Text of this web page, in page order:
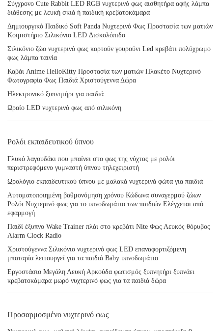
Σύγχρονο Cute Rabbit LED RGB νυχτερινό φως αισθητήρα αφής λάμπα
διάθεσης με λευκή σκιά ή παιδική κρεβατοκάμαρα
Δημιουργικό Παιδικό Soft Panda Νυχτερινό Φως Προστασία των ματιών
Κοιμιστήριο Σιλικόνιο LED Δισκολόπιδο
Σιλικόνιο ζώο νυχτερινό φως καρτούν γουρούνι Led κρεβάτι πολύχρωμο
φως λάμπα ταινία
Καβάι Anime HelloKitty Προστασία των ματιών Πλακέτο Νυχτερινό
Φωτογραφία Φως Παιδιά Χριστούγεννα Δώρα
Ηλεκτρονικό ξυπνητήρι για παιδιά
Ωραίο LED νυχτερινό φως από σιλικόνη
Ρολόι εκπαιδευτικού ύπνου
Γλυκό λαγουδάκι που μπαίνει στο φως της νύχτας με ρολόι
περιστρεφόμενο γυμναστή ύπνου τηλεχειριστή
Ωρολόγιο εκπαιδευτικού ύπνου με μαλακά νυχτερινά φώτα για παιδιά
Αυτοματοποιημένη βαθμονόμηση χρόνου Κώδωνα συναγερμού ζώων
Ρολόι Νυχτερινό φως για το υπνοδωμάτιο των παιδιών Ελέγχεται από
εφαρμογή
Παιδί έξυπνο Wake Trainer πλάι στο κρεβάτι Nite Φως Λευκός θόρυβος
Alarm Clock Radio
Χριστούγεννα Σιλικόνιο νυχτερινό φως LED επαναφορτιζόμενη
μπαταρία λειτουργεί για τα παιδιά Baby υπνοδωμάτιο
Εργοστάσιο Μεγάλη Λευκή Αρκούδα φωτισμός ξυπνητήρι ξυπνάει
κρεβατοκάμαρα μωρό νυχτερινό φως για τα παιδιά δώρα
Προσαρμοσμένο νυχτερινό φως